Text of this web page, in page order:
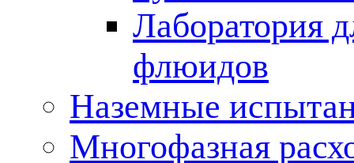
Лаборатория
флюидов
Наземные
Многофазная